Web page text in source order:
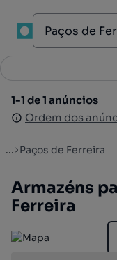
1-1 de 1 anúncios
Ordem dos
1-1 de 1 anúncios
Ordem dos
... Paços de Ferreira
Armazéns
Ferreira